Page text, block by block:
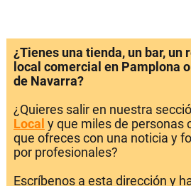
¿Tienes una tienda, un bar, un
local comercial en Pamplona
de Navarra?
¿Quieres salir en nuestra
Local y que miles de personas
que ofreces con una noticia y
por profesionales?
Escríbenos a esta dirección y